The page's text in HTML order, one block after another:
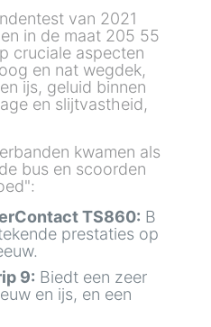
van 2021
in de maat 205 55
cruciale aspecten
en nat wegdek,
ijs, geluid binnen
en slijtvastheid,
kwamen als
bus en scoorden
TS860: B
prestaties op
9: Biedt een zeer
en ijs, en een